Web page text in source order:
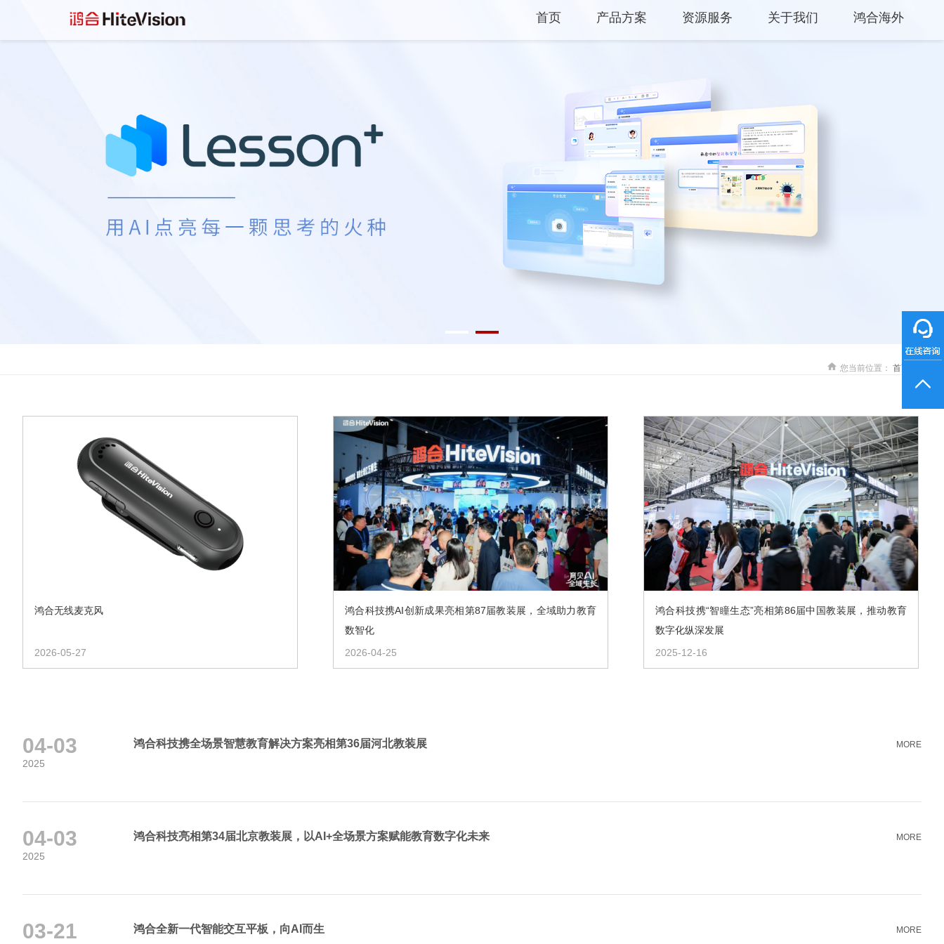
首页 产品方案
服务平台
资源服务
云开放平台
常见问题
服务网点
联系客服
关于我们
联系我们
监督举报
鸿合海外
您当前位置： 首页
鸿合无线麦克风
2026-05-27
鸿合科技携AI创新成果亮相第87届教装展，全域助力教育
数智化
2026-04-25
鸿合科技携“智瞳生态”亮相第86届中国教装展，推动教育
数字化纵深发展
2025-12-16
04-03
2025
鸿合科技携全场景智慧教育解决方案亮相第36届河北教装展 MORE
04-03
2025
鸿合科技亮相第34届北京教装展，以AI+全场景方案赋能教育数字化未来 MORE
03-21 鸿合全新一代智能交互平板，向AI而生 MORE